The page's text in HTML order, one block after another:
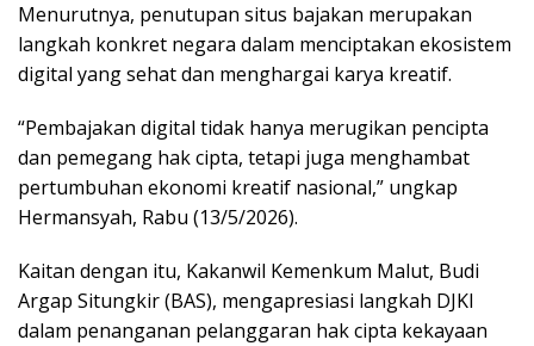
Menurutnya, penutupan situs bajakan merupakan
langkah konkret negara dalam menciptakan ekosistem
digital yang sehat dan menghargai karya kreatif.
“Pembajakan digital tidak hanya merugikan pencipta
dan pemegang hak cipta, tetapi juga menghambat
pertumbuhan ekonomi kreatif nasional,” ungkap
Hermansyah, Rabu (13/5/2026).
Kaitan dengan itu, Kakanwil Kemenkum Malut, Budi
Argap Situngkir (BAS), mengapresiasi langkah DJKI
dalam penanganan pelanggaran hak cipta kekayaan